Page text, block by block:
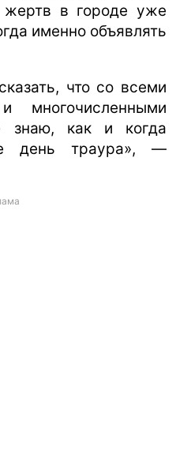
жертв в городе уже
именно объявлять
что со всеми
многочисленными
как и когда
день траура», —